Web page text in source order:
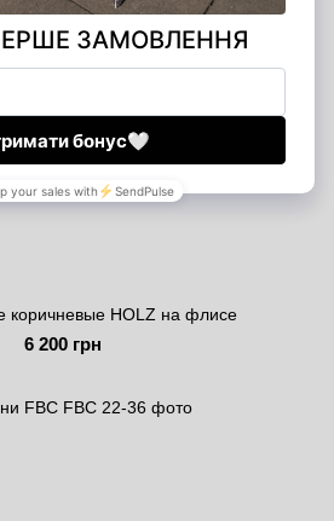
коричневые HOLZ на флисе
6 200 грн